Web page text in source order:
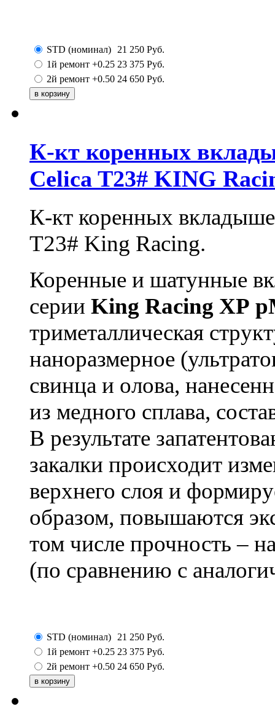
STD (номинал) 21 250 Руб.
1й ремонт +0.25 23 375 Руб.
2й ремонт +0.50 24 650 Руб.
К-кт коренных
Celica T23# KING
К-кт коренных
T23# King Racing.
Коренные и шатунные
серии King Racing XP
триметаллическая
наноразмерное
свинца и олова,
из медного сплава,
В результате
закалки происходит
верхнего слоя и
образом, повышаются
том числе прочность –
(по сравнению с
STD (номинал) 21 250 Руб.
1й ремонт +0.25 23 375 Руб.
2й ремонт +0.50 24 650 Руб.